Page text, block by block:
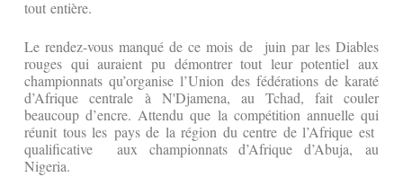
tout entière.
Le rendez-vous manqué de ce mois de juin par les Diables
rouges qui auraient pu démontrer tout leur potentiel aux
championnats qu’organise l’Union des fédérations de karaté
d’Afrique centrale à N'Djamena, au Tchad, fait couler
beaucoup d’encre. Attendu que la compétition annuelle qui
réunit tous les pays de la région du centre de l’Afrique est
qualificative aux championnats d’Afrique d’Abuja, au
Nigeria.